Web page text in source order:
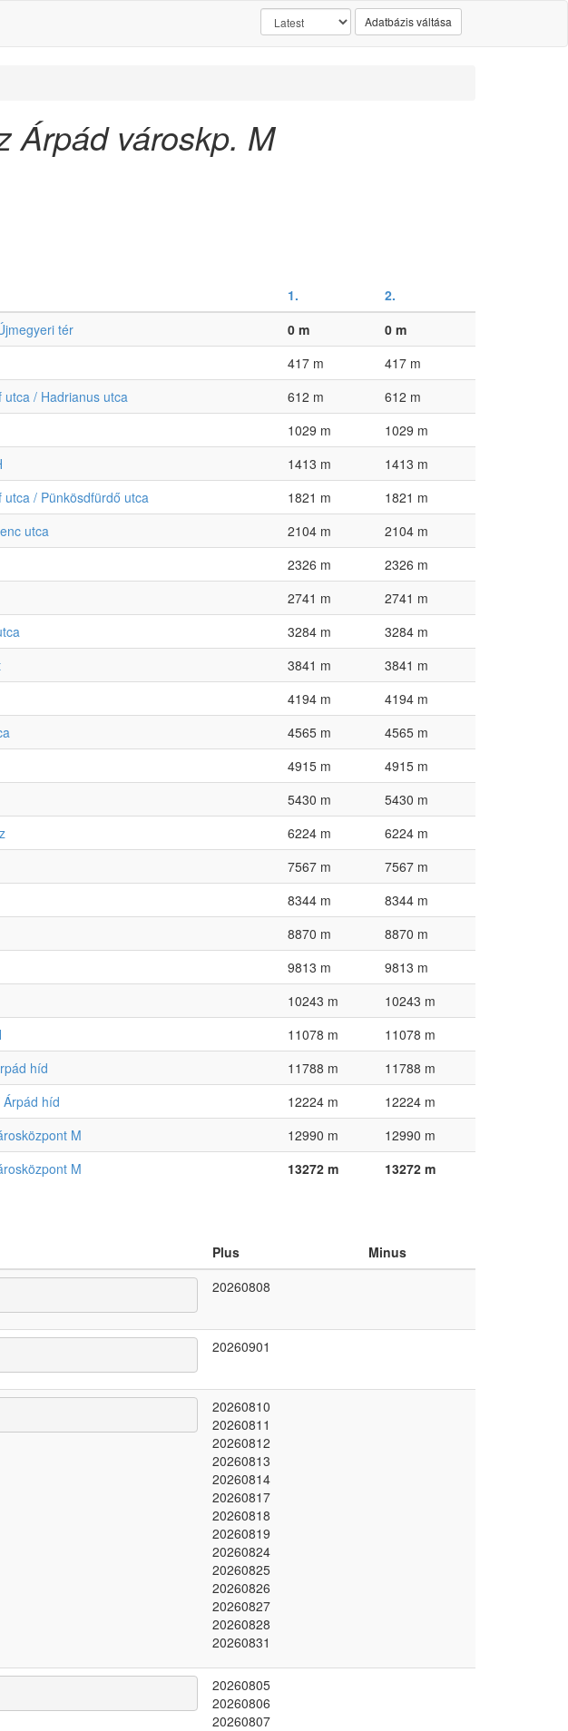
Adatbázis váltása
Árpád városkp. M
1.
2.
tér 0 m
0 m
417 m
417 m
utca / Hadrianus utca 612 m
612 m
1029 m
1029 m
1413 m
1413 m
utca / Pünkösdfürdő utca 1821 m
1821 m
utca 2104 m
2104 m
2326 m
2326 m
2741 m
2741 m
3284 m
3284 m
3841 m
3841 m
4194 m
4194 m
4565 m
4565 m
4915 m
4915 m
5430 m
5430 m
6224 m
6224 m
7567 m
7567 m
8344 m
8344 m
8870 m
8870 m
9813 m
9813 m
10243 m
10243 m
11078 m
11078 m
híd 11788 m
11788 m
híd 12224 m
12224 m
M 12990 m
12990 m
M 13272 m 13272 m
Plus
Minus
20260808
20260901
20260810
20260811
20260812
20260813
20260814
20260817
20260818
20260819
20260824
20260825
20260826
20260827
20260828
20260831
20260805
20260806
20260807